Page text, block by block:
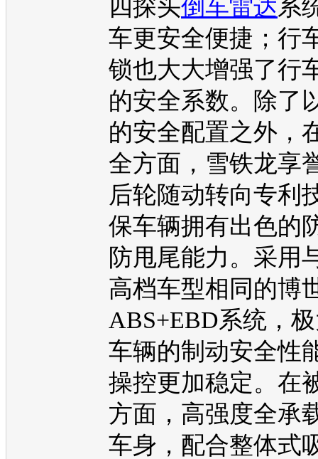
四探头倒车雷达系
车更安全便捷；行
锁也大大增强了行
的安全系数。除了
的安全配置之外，
全方面， 雪铁龙享
后轮随动转向专利
保车辆拥有出色的
防甩尾能力。采用
高档车型相同的博
ABS+EBD系统，
车辆的制动安全性
操控更加稳定。在
方面，高强度全承
车身，配合整体式